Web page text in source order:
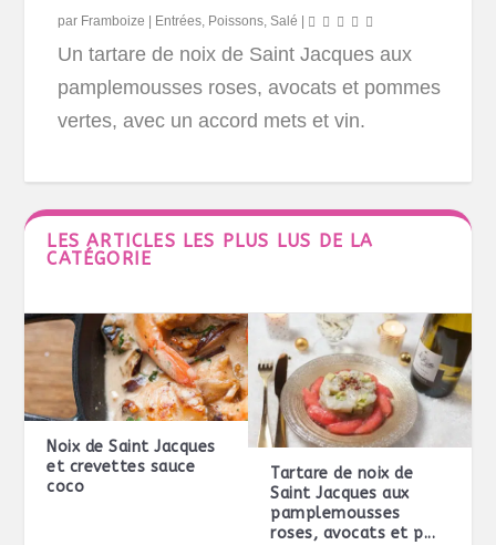
par Framboize Entrées, Poissons,Salé
Un tartare de noix de Saint Jacques aux
pamplemousses roses, avocats et pommes
vertes, avec un accord mets et vin.
LES ARTICLES LES PLUS LUS DE LA
CATÉGORIE
Noix de Saint Jacques
et crevettes sauce
coco
Tartare de noix de
Saint Jacques aux
pamplemousses
roses, avocats et p...